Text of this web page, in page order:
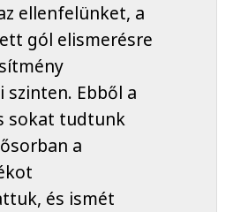
ellenfelünket, a
gól elismerésre
szinten. Ebből a
sokat tudtunk
a
és ismét